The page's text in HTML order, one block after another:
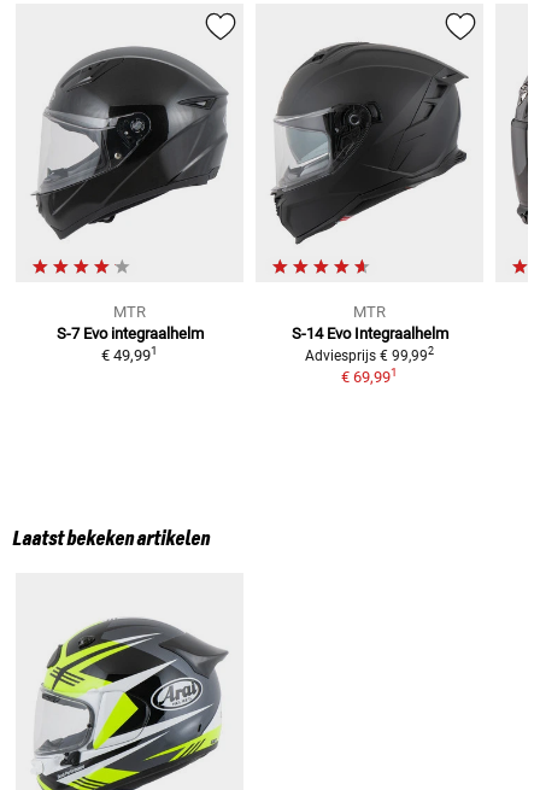
MTR
S-7 Evo integraalhelm
€ 49,991
MTR
S-14 Evo Integraalhelm
Adviesprijs € 99,992
€ 69,991
Laatst bekeken artikelen